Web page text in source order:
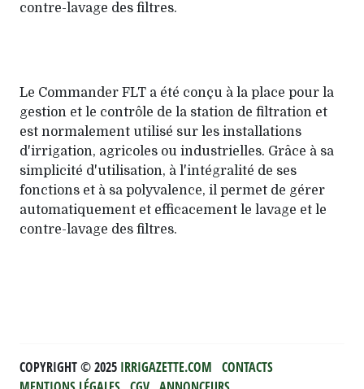
contre-lavage des filtres.
Le Commander FLT a été conçu à la place pour la
gestion et le contrôle de la station de filtration et
est normalement utilisé sur les installations
d'irrigation, agricoles ou industrielles. Grâce à sa
simplicité d'utilisation, à l'intégralité de ses
fonctions et à sa polyvalence, il permet de gérer
automatiquement et efficacement le lavage et le
contre-lavage des filtres.
COPYRIGHT ©️ 2025 IRRIGAZETTE.COM CONTACTS